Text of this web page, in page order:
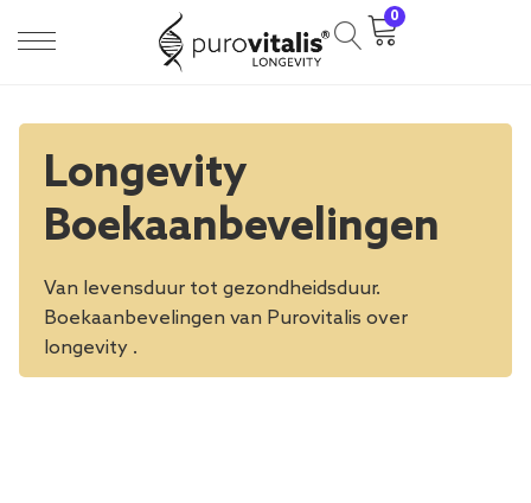
0
Longevity
Boekaanbevelingen
Van levensduur tot gezondheidsduur.
Boekaanbevelingen van Purovitalis over
longevity .